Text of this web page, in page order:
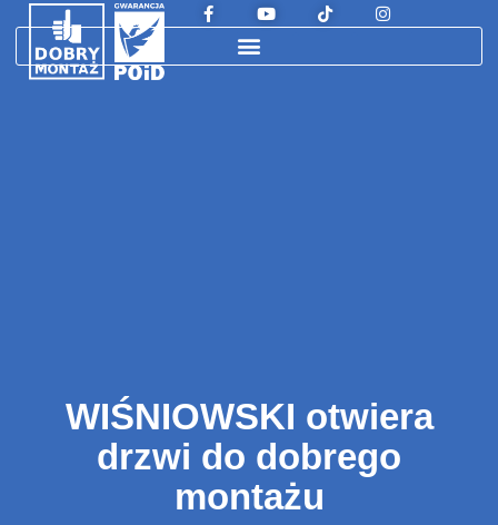
WIŚNIOWSKI otwiera
drzwi do dobrego
montażu